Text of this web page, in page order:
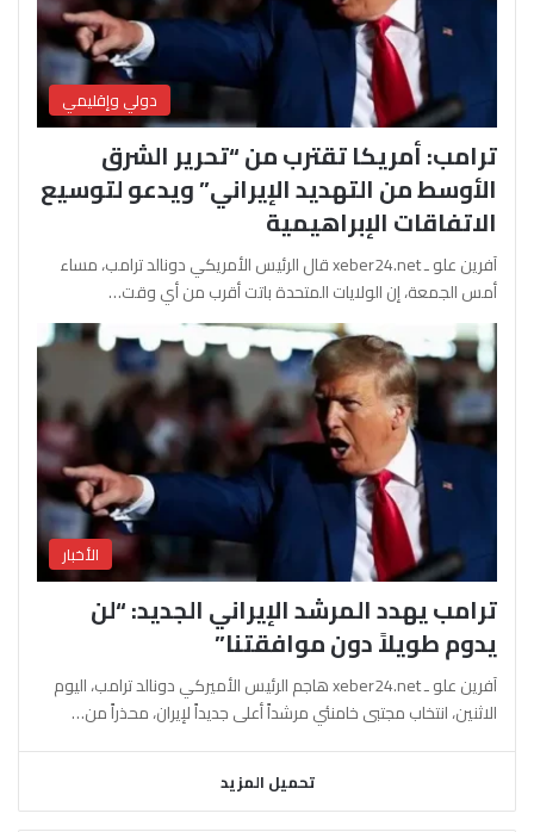
دولي وإقليمي
ترامب: أمريكا تقترب من “تحرير الشرق
الأوسط من التهديد الإيراني” ويدعو لتوسيع
الاتفاقات الإبراهيمية
آفرين علو ـ xeber24.net قال الرئيس الأمريكي دونالد ترامب، مساء
أمس الجمعة، إن الولايات المتحدة باتت أقرب من أي وقت…
الأخبار
ترامب يهدد المرشد الإيراني الجديد: “لن
يدوم طويلاً دون موافقتنا”
آفرين علو ـ xeber24.net هاجم الرئيس الأميركي دونالد ترامب، اليوم
الاثنين، انتخاب مجتبى خامنئي مرشداً أعلى جديداً لإيران، محذراً من…
تحميل المزيد